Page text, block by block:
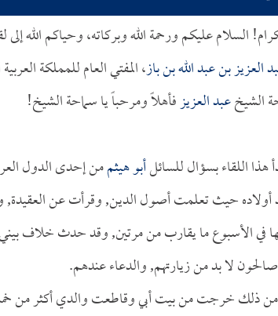
السلام عليكم ورحمة الله وبركاته، وحياكم
العزيز بن عبد الله بن باز، المفتي العام للمملكة
الشيخعبد العزيزفأهلاً ومرحباً يا سماحة الشيخ!
اللقاء بسؤال للسائلأبو هيثممن إحدى الدول
أولاده حيث تعلمت أصول الدين, وقرأت عن
في الأسبوع ما يقارب من مرتين, وقد حدث خلاف
لا بد من زيارتهم, والدعاء عندهم.
من ذلك خرجت من بيت أبي وقاطعت والدي أكثر من